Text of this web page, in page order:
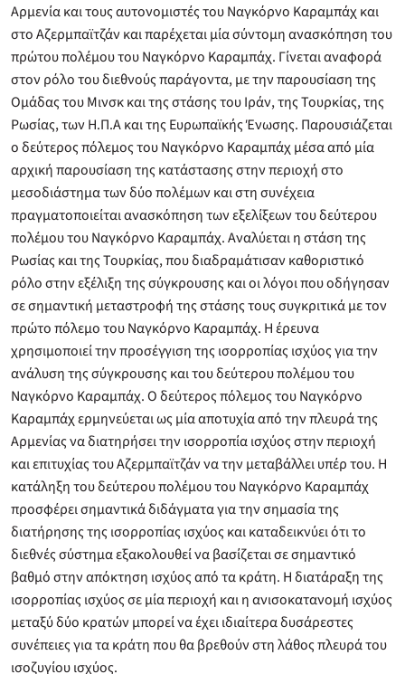
Αρμενία και τους αυτονομιστές του Ναγκόρνο Καραμπάχ και
στο Αζερμπαϊτζάν και παρέχεται μία σύντομη ανασκόπηση του
πρώτου πολέμου του Ναγκόρνο Καραμπάχ. Γίνεται αναφορά
στον ρόλο του διεθνούς παράγοντα, με την παρουσίαση της
Ομάδας του Μινσκ και της στάσης του Ιράν, της Τουρκίας, της
Ρωσίας, των Η.Π.Α και της Ευρωπαϊκής Ένωσης. Παρουσιάζεται
ο δεύτερος πόλεμος του Ναγκόρνο Καραμπάχ μέσα από μία
αρχική παρουσίαση της κατάστασης στην περιοχή στο
μεσοδιάστημα των δύο πολέμων και στη συνέχεια
πραγματοποιείται ανασκόπηση των εξελίξεων του δεύτερου
πολέμου του Ναγκόρνο Καραμπάχ. Αναλύεται η στάση της
Ρωσίας και της Τουρκίας, που διαδραμάτισαν καθοριστικό
ρόλο στην εξέλιξη της σύγκρουσης και οι λόγοι που οδήγησαν
σε σημαντική μεταστροφή της στάσης τους συγκριτικά με τον
πρώτο πόλεμο του Ναγκόρνο Καραμπάχ. Η έρευνα
χρησιμοποιεί την προσέγγιση της ισορροπίας ισχύος για την
ανάλυση της σύγκρουσης και του δεύτερου πολέμου του
Ναγκόρνο Καραμπάχ. Ο δεύτερος πόλεμος του Ναγκόρνο
Καραμπάχ ερμηνεύεται ως μία αποτυχία από την πλευρά της
Αρμενίας να διατηρήσει την ισορροπία ισχύος στην περιοχή
και επιτυχίας του Αζερμπαϊτζάν να την μεταβάλλει υπέρ του. Η
κατάληξη του δεύτερου πολέμου του Ναγκόρνο Καραμπάχ
προσφέρει σημαντικά διδάγματα για την σημασία της
διατήρησης της ισορροπίας ισχύος και καταδεικνύει ότι το
διεθνές σύστημα εξακολουθεί να βασίζεται σε σημαντικό
βαθμό στην απόκτηση ισχύος από τα κράτη. Η διατάραξη της
ισορροπίας ισχύος σε μία περιοχή και η ανισοκατανομή ισχύος
μεταξύ δύο κρατών μπορεί να έχει ιδιαίτερα δυσάρεστες
συνέπειες για τα κράτη που θα βρεθούν στη λάθος πλευρά του
ισοζυγίου ισχύος.